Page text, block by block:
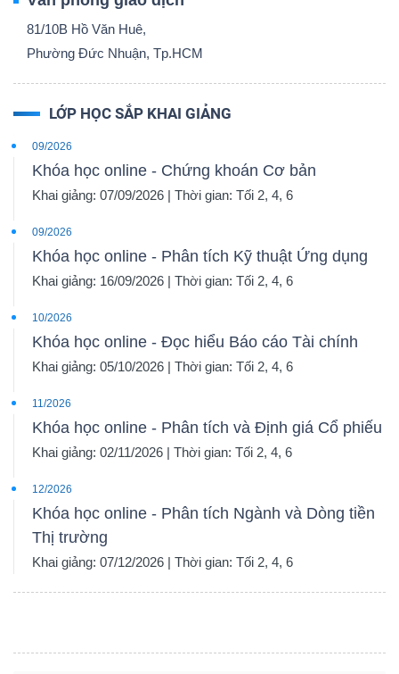
81/10B Hồ Văn Huê,
Phường Đức Nhuận, Tp.HCM
LỚP HỌC SẮP KHAI GIẢNG
09/2026
Khóa học online - Chứng khoán Cơ bản
Khai giảng: 07/09/2026 | Thời gian: Tối 2, 4, 6
09/2026
Khóa học online - Phân tích Kỹ thuật Ứng dụng
Khai giảng: 16/09/2026 | Thời gian: Tối 2, 4, 6
10/2026
Khóa học online - Đọc hiểu Báo cáo Tài chính
Khai giảng: 05/10/2026 | Thời gian: Tối 2, 4, 6
11/2026
Khóa học online - Phân tích và Định giá Cổ phiếu
Khai giảng: 02/11/2026 | Thời gian: Tối 2, 4, 6
12/2026
Khóa học online - Phân tích Ngành và Dòng tiền
Thị trường
Khai giảng: 07/12/2026 | Thời gian: Tối 2, 4, 6